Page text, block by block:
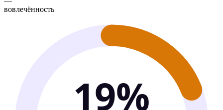
вовлечённость
19%